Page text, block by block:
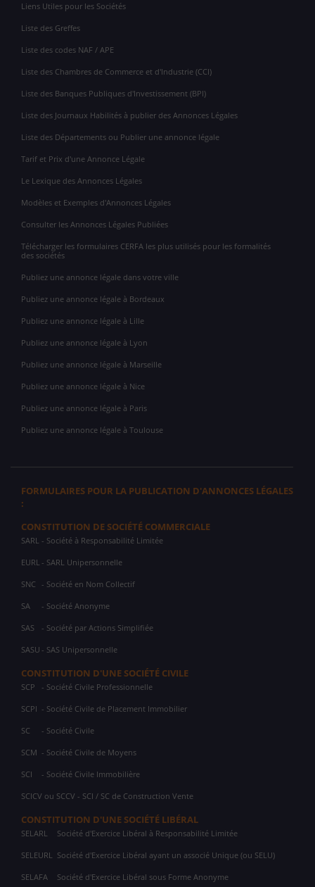
Liens Utiles pour les Sociétés
Liste des Greffes
Liste des codes NAF / APE
Liste des Chambres de Commerce et d'Industrie (CCI)
Liste des Banques Publiques d'Investissement (BPI)
Liste des Journaux Habilités à publier des Annonces Légales
Liste des Départements ou Publier une annonce légale
Tarif et Prix d'une Annonce Légale
Le Lexique des Annonces Légales
Modèles et Exemples d'Annonces Légales
Consulter les Annonces Légales Publiées
Télécharger les formulaires CERFA les plus utilisés pour les formalités
des sociétés
Publiez une annonce légale dans votre ville
Publiez une annonce légale à Bordeaux
Publiez une annonce légale à Lille
Publiez une annonce légale à Lyon
Publiez une annonce légale à Marseille
Publiez une annonce légale à Nice
Publiez une annonce légale à Paris
Publiez une annonce légale à Toulouse
FORMULAIRES POUR LA PUBLICATION D'ANNONCES LÉGALES
:
CONSTITUTION DE SOCIÉTÉ COMMERCIALE
SARL - Société à Responsabilité Limitée
EURL - SARL Unipersonnelle
SNC - Société en Nom Collectif
SA - Société Anonyme
SAS - Société par Actions Simplifiée
SASU - SAS Unipersonnelle
CONSTITUTION D'UNE SOCIÉTÉ CIVILE
SCP - Société Civile Professionnelle
SCPI - Société Civile de Placement Immobilier
SC - Société Civile
SCM - Société Civile de Moyens
SCI - Société Civile Immobilière
SCICV ou SCCV - SCI / SC de Construction Vente
CONSTITUTION D'UNE SOCIÉTÉ LIBÉRAL
SELARL Société d'Exercice Libéral à Responsabilité Limitée
SELEURL Société d'Exercice Libéral ayant un associé Unique (ou SELU)
SELAFA Société d'Exercice Libéral sous Forme Anonyme